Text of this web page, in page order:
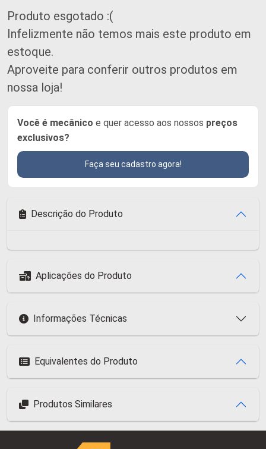
Produto esgotado :(
Infelizmente não temos mais este produto em
estoque.
Aproveite para conferir outros produtos em
nossa loja!
Você é mecânico e quer acesso aos nossos preços
exclusivos?
Faça seu cadastro agora!
Descrição do Produto
Aplicações do Produto
Informações Técnicas
Equivalentes do Produto
Produtos Similares